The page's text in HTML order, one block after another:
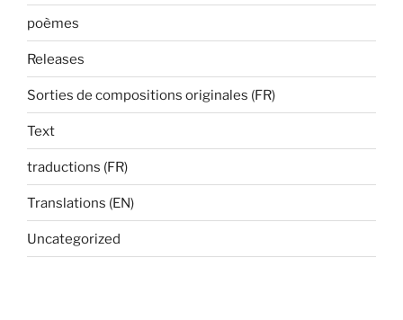
poèmes
Releases
Sorties de compositions originales (FR)
Text
traductions (FR)
Translations (EN)
Uncategorized